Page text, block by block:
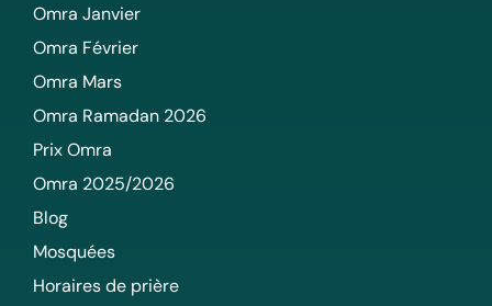
Omra Janvier
Omra Février
Omra Mars
Omra Ramadan 2026
Prix Omra
Omra 2025/2026
Blog
Mosquées
Horaires de prière